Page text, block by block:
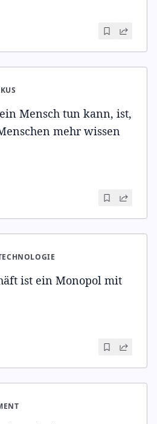
Mensch tun kann, ist,
mehr wissen
ist ein Monopol mit